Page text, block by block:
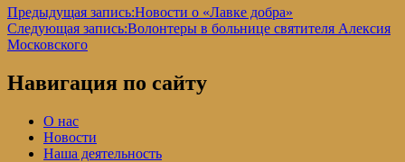
Предыдущая запись:Новости о «Лавке добра»
Следующая запись:Волонтеры в больнице святителя Алексия
Московского
Навигация по сайту
О нас
Новости
Наша деятельность